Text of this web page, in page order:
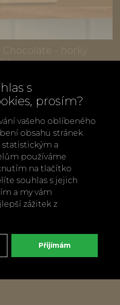
- horký
sen
s
prosím?
vašeho oblíbeného
obsahu stránek
a
používáme
na tlačítko
souhlas s jejich
a my vám
zážitek z
Přijímám